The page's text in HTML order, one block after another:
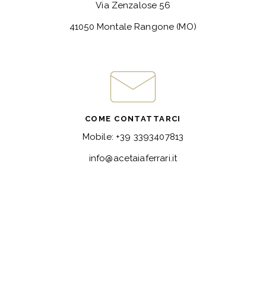
Via Zenzalose 56
41050 Montale Rangone (MO)
COME CONTATTARCI
Mobile: +39 3393407813
info@acetaiaferrari.it